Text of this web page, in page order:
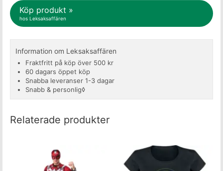
Köp produkt »
hos Leksaksaffären
Information om Leksaksaffären
Fraktfritt på köp över 500 kr
60 dagars öppet köp
Snabba leveranser 1-3 dagar
Snabb & personlig◊
Relaterade produkter